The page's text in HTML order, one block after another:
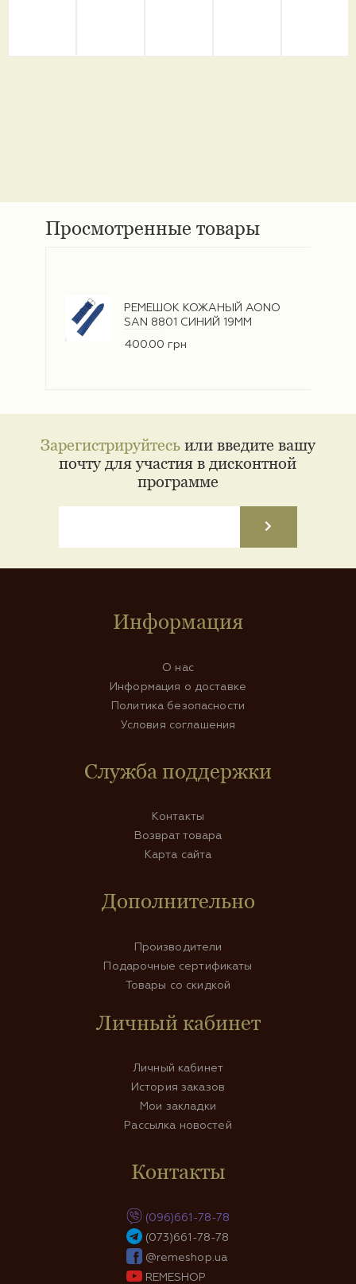
Просмотренные товары
РЕМЕШОК КОЖАНЫЙ AONO
SAN 8801 СИНИЙ 19ММ
400.00 грн
Зарегистрируйтесьили введите вашу
почту для участия в дисконтной
программе
Информация
О нас
Информация о доставке
Политика безопасности
Условия соглашения
Служба поддержки
Контакты
Возврат товара
Карта сайта
Дополнительно
Производители
Подарочные сертификаты
Товары со скидкой
Личный кабинет
Личный кабинет
История заказов
Мои закладки
Рассылка новостей
Контакты
(096)661-78-78
(073)661-78-78
@remeshop.ua
REMESHOP